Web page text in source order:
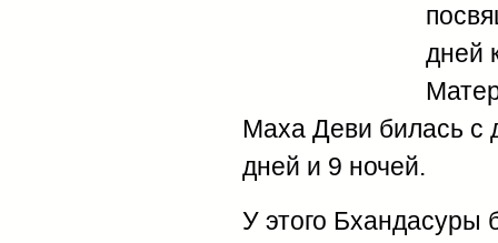
дней
Маха Деви билась с
дней и 9 ночей.
У этого Бхандасуры